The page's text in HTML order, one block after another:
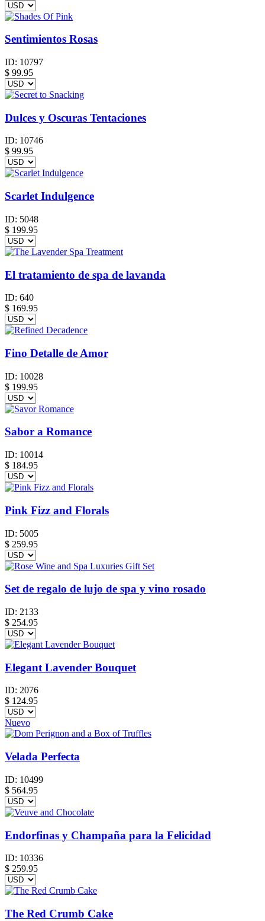
Sentimientos Rosas
ID: 10797
$ 99.95
Dulces y Oscuras Tentaciones
ID: 10746
$ 99.95
Scarlet Indulgence
ID: 5048
$ 199.95
El tratamiento de spa de lavanda
ID: 640
$ 169.95
Fino Detalle de Amor
ID: 10028
$ 199.95
Sabor a Romance
ID: 10014
$ 184.95
Pink Fizz and Florals
ID: 5005
$ 259.95
Set de regalo de lujo de spa y vino rosado
ID: 2133
$ 254.95
Elegant Lavender Bouquet
ID: 2076
$ 124.95
Nuevo
Velada Perfecta
ID: 10499
$ 564.95
Endorfinas y Champaña para la Felicidad
ID: 10336
$ 259.95
The Red Crumb Cake